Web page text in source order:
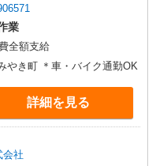
業
全額支給
やき町 ＊車・バイク通勤OK
詳細を見る
会社